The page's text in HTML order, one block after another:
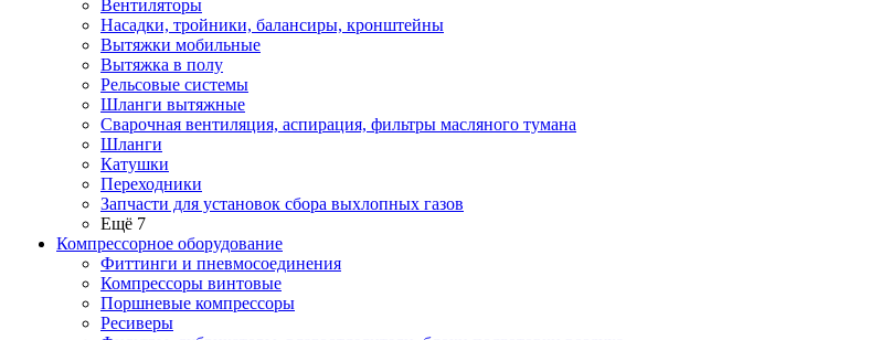
Вентиляторы
Насадки, тройники, балансиры, кронштейны
Вытяжки мобильные
Вытяжка в полу
Рельсовые системы
Шланги вытяжные
Сварочная вентиляция, аспирация, фильтры масляного тумана
Шланги
Катушки
Переходники
Запчасти для установок сбора выхлопных газов
Ещё 7
Компрессорное оборудование
Фиттинги и пневмосоединения
Компрессоры винтовые
Поршневые компрессоры
Ресиверы